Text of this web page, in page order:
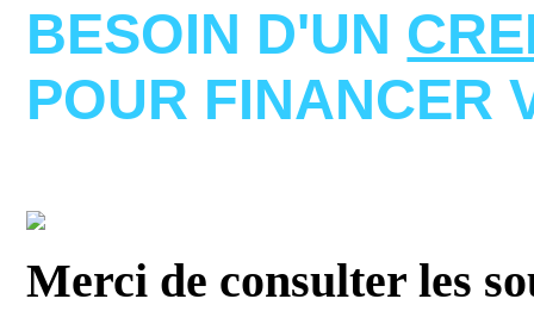
BESOIN D'UN
POUR FINANCER
Merci de consulter les